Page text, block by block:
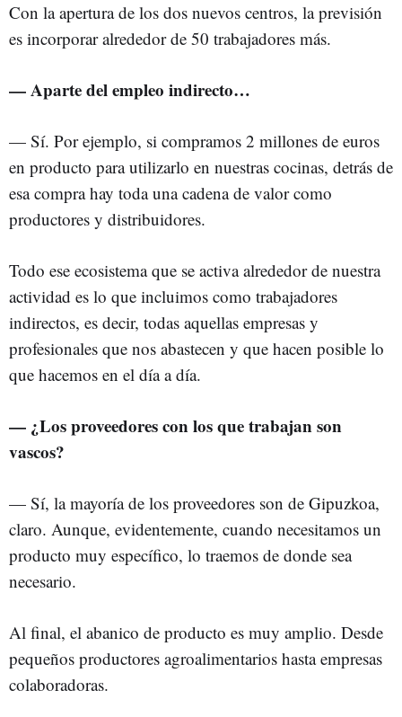
Con la apertura de los dos nuevos centros, la previsión
es incorporar alrededor de 50 trabajadores más.
— Aparte del empleo indirecto…
— Sí. Por ejemplo, si compramos 2 millones de euros
en producto para utilizarlo en nuestras cocinas, detrás de
esa compra hay toda una cadena de valor como
productores y distribuidores.
Todo ese ecosistema que se activa alrededor de nuestra
actividad es lo que incluimos como trabajadores
indirectos, es decir, todas aquellas empresas y
profesionales que nos abastecen y que hacen posible lo
que hacemos en el día a día.
— ¿Los proveedores con los que trabajan son
vascos?
— Sí, la mayoría de los proveedores son de Gipuzkoa,
claro. Aunque, evidentemente, cuando necesitamos un
producto muy específico, lo traemos de donde sea
necesario.
Al final, el abanico de producto es muy amplio. Desde
pequeños productores agroalimentarios hasta empresas
colaboradoras.